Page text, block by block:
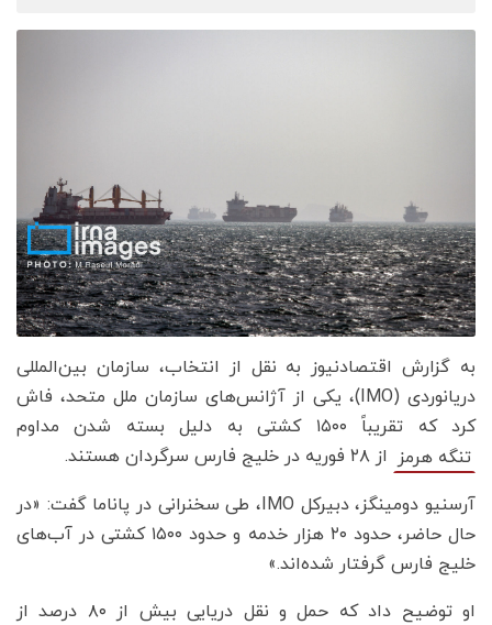
به گزارش اقتصادنیوز به نقل از انتخاب، سازمان بین‌المللی
دریانوردی (IMO)، یکی از آژانس‌های سازمان ملل متحد، فاش
کرد که تقریباً ۱۵۰۰ کشتی به دلیل بسته شدن مداوم
تنگه هرمز
از ۲۸ فوریه در خلیج فارس سرگردان هستند.
آرسنیو دومینگز، دبیرکل IMO، طی سخنرانی در پاناما گفت: «در
حال حاضر، حدود ۲۰ هزار خدمه و حدود ۱۵۰۰ کشتی در آب‌های
خلیج فارس گرفتار شده‌اند.»
او توضیح داد که حمل و نقل دریایی بیش از ۸۰ درصد از